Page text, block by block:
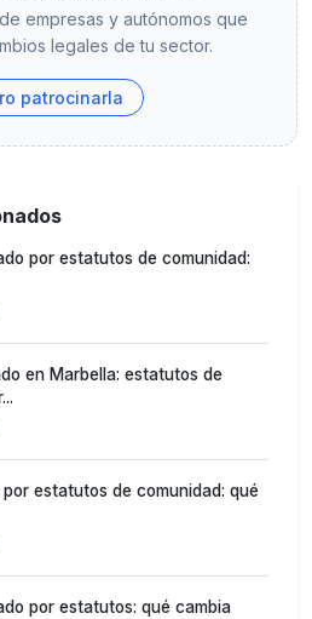
empresas y autónomos que
legales de tu sector.
patrocinarla
por estatutos de comunidad:
en Marbella: estatutos de
estatutos de comunidad: qué
por estatutos: qué cambia